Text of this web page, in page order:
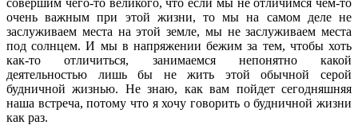
очень важным при этой жизни, то мы на самом деле не
заслуживаем места на этой земле, мы не заслуживаем места
под солнцем. И мы в напряжении бежим за тем, чтобы хоть
как-то отличиться, занимаемся непонятно какой
деятельностью лишь бы не жить этой обычной серой
будничной жизнью. Не знаю, как вам пойдет сегодняшняя
наша встреча, потому что я хочу говорить о будничной жизни
как раз.